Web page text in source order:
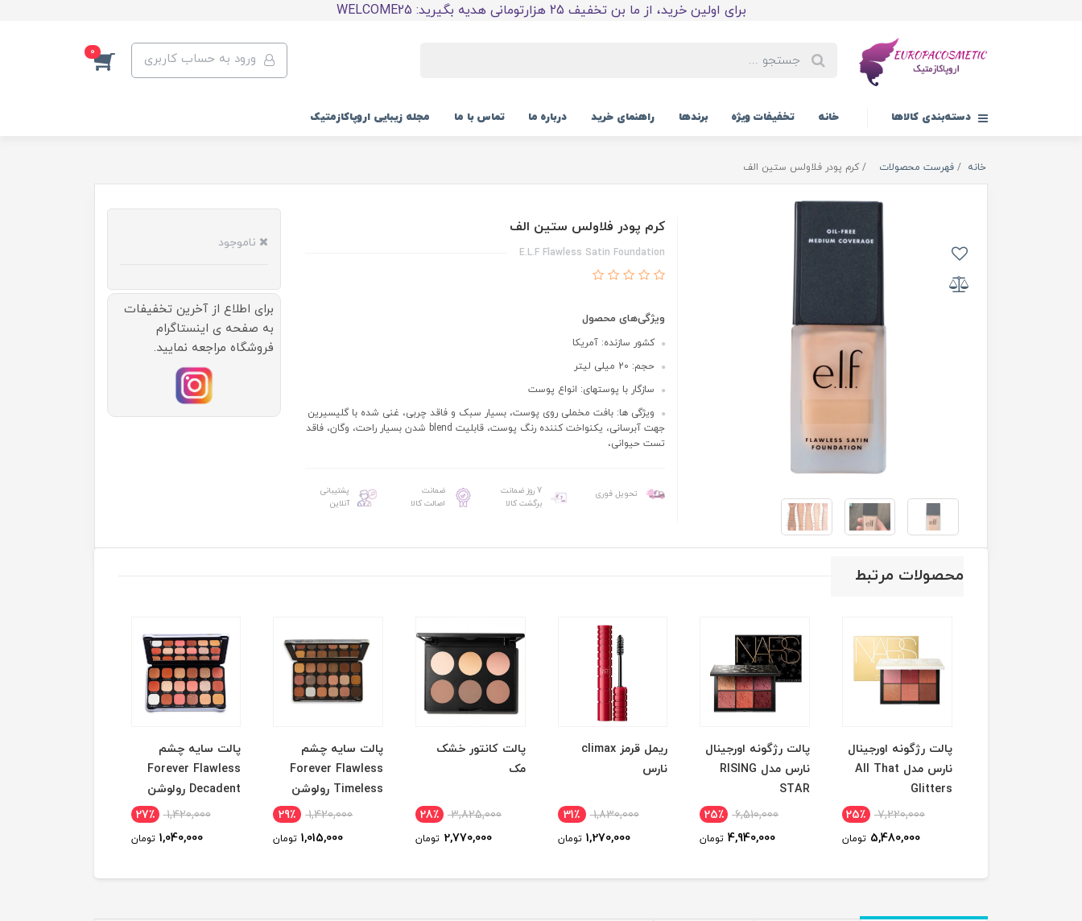
برای اولین خرید، از ما بن تخفیف 25 هزارتومانی هدیه بگیرید: WELCOME25
ورود به حساب کاربری 0
دسته‌بندی کالاها خانه تخفیفات ویژه برندها راهنمای خرید درباره ما تماس با ما مجله زیبایی اروپاکازمتیک
خانه فهرست محصولات کرم پودر فلاولس ستین الف
کرم پودر فلاولس ستین الف
E.L.F Flawless Satin Foundation
ویژگی‌های محصول
کشور سازنده: آمریکا
حجم: 20 میلی لیتر
سازگار با پوستهای: انواع پوست
ویژگی ها: بافت مخملی روی پوست، بسیار سبک و فاقد چربی، غنی شده با گلیسیرین
جهت آبرسانی، یکنواخت کننده رنگ پوست، قابلیت blend شدن بسیار راحت، وگان، فاقد
تست حیوانی،
تحویل فوری
7 روز ضمانت
برگشت کالا
ضمانت
اصالت کالا
پشتیبانی
آنلاین
ناموجود
برای اطلاع از آخرین تخفیفات
به صفحه ی اینستاگرام
فروشگاه مراجعه نمایید.
محصولات مرتبط
پالت رژگونه اورجینال
نارس مدل All That
Glitters
7,220,000 25٪
5,480,000 تومان
پالت رژگونه اورجینال
نارس مدل RISING
STAR
6,510,000 25٪
4,940,000 تومان
ریمل قرمز climax
نارس
1,830,000 31٪
1,270,000 تومان
پالت کانتور خشک
مک
3,825,000 28٪
2,770,000 تومان
پالت سایه چشم
Forever Flawless
Timeless رولوشن
1,420,000 29٪
1,015,000 تومان
پالت سایه چشم
Forever Flawless
Decadent رولوشن
1,420,000 27٪
1,040,000 تومان